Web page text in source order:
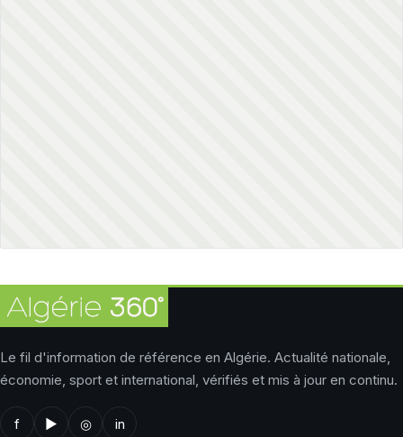
Le fil d'information de référence en Algérie. Actualité nationale,
économie, sport et international, vérifiés et mis à jour en continu.
f ▶ ◎ in